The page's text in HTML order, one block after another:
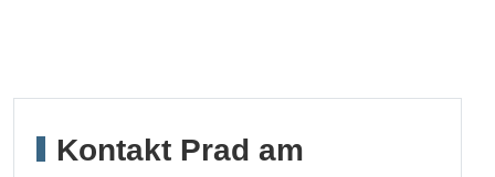
Kontakt Prad am